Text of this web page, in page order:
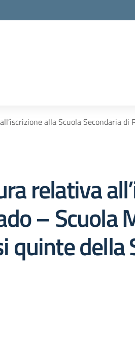
alla Scuola Secondaria
relativa
–
quinte della